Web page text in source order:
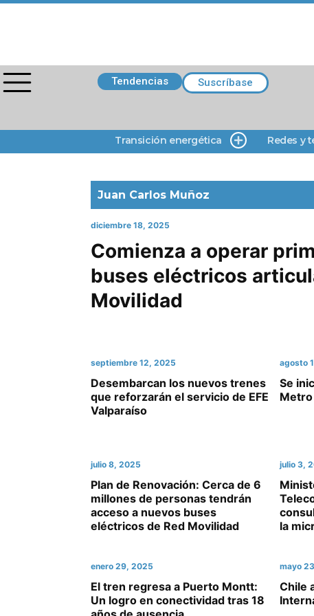
Tendencias Suscríbase
Transición energética Redes y
Juan Carlos Muñoz
diciembre 18, 2025
Comienza a operar
buses eléctricos
Movilidad
septiembre 12, 2025
Desembarcan los nuevos trenes
que reforzarán el servicio de EFE
Valparaíso
agosto
Se
Metro
julio 8, 2025
Plan de Renovación: Cerca de 6
millones de personas tendrán
acceso a nuevos buses
eléctricos de Red Movilidad
julio 3,
la
enero 29, 2025
El tren regresa a Puerto Montt:
Un logro en conectividad tras 18
mayo
Chile